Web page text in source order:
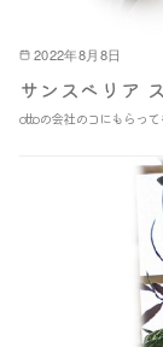
2022年8月8日
サンスベリア
ottoの会社のコにもらっ